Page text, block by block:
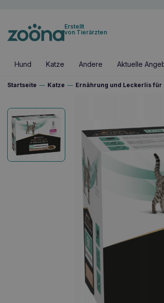
Erstellt
von Tierärzten
Hund Katze Andere Aktuelle
Startseite — Katze — Ernährung und Leckerlis für